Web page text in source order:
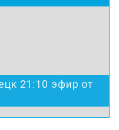
21:10 эфир от